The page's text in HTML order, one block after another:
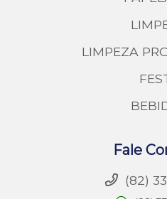
LIMPEZA
Fale
(82)